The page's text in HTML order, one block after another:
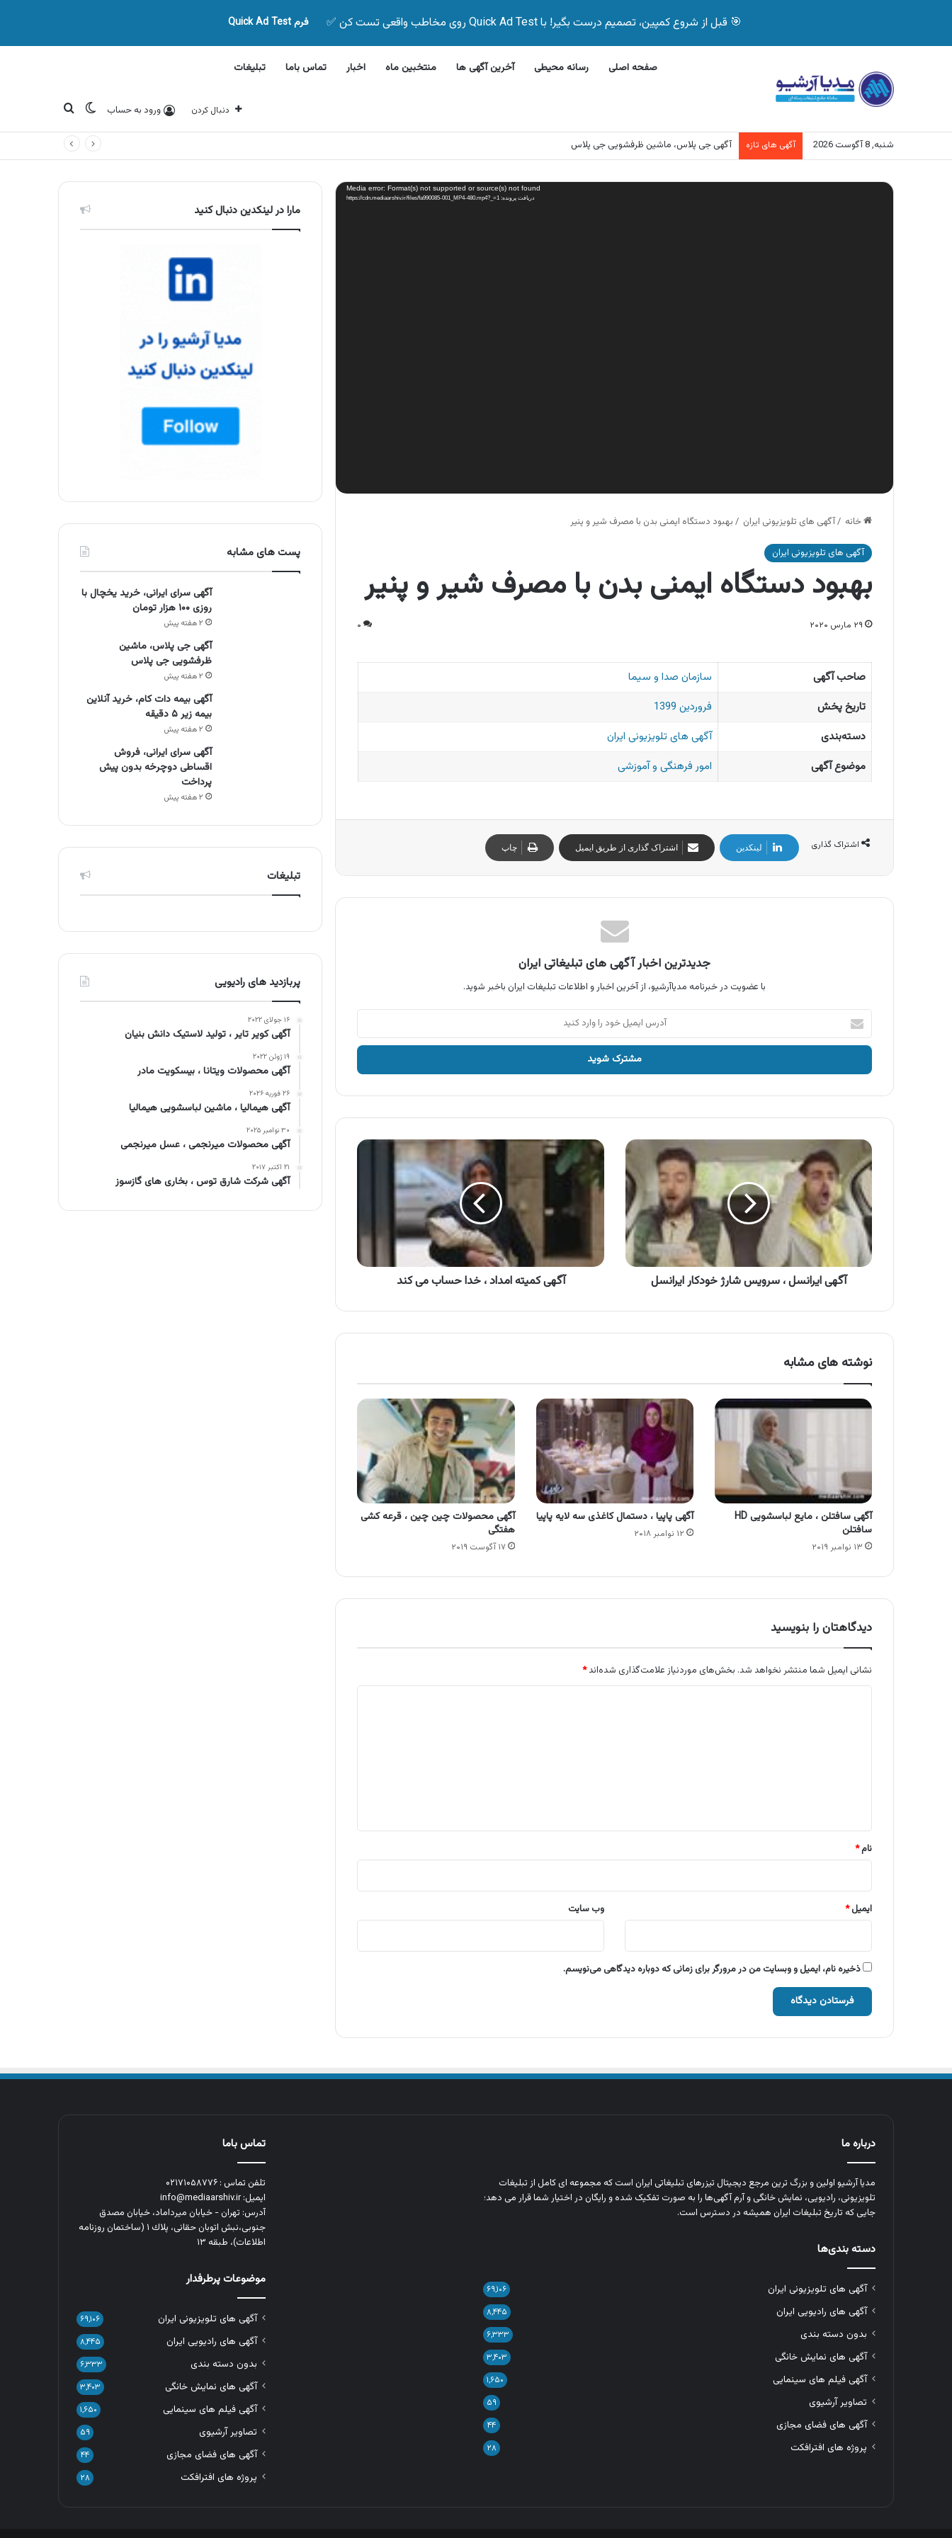
🎯 قبل از شروع کمپین، تصمیم درست بگیر! با Quick Ad Test روی مخاطب واقعی تست کن ✅ فرم Quick Ad Test
صفحه اصلی رسانه محیطی آخرین آگهی ها منتخبین ماه اخبار تماس باما تبلیغات
دنبال کردن ورود به حساب تغییر پوسته
جستجو برای
شنبه, 8 آگوست 2026 آگهی های تازه آگهی جی پلاس، ماشین ظرفشویی جی پلاس
نمایشگر
ویدیو Media error: Format(s) not supported or source(s) not found
دریافت پرونده: https://cdn.mediaarshiv.ir/files/fa990085-001_MP4-480.mp4?_=1
خانه /آگهی های تلویزیونی ایران / بهبود دستگاه ایمنی بدن با مصرف شیر و پنیر
آگهی های تلویزیونی ایران
بهبود دستگاه ایمنی بدن با مصرف شیر و پنیر
۲۹ مارس ۲۰۲۰ ۰
صاحب آگهی
سازمان صدا و سیما
تاریخ پخش
فروردین 1399
دسته‌بندی
آگهی های تلویزیونی ایران
موضوع آگهی
امور فرهنگی و آموزشی
اشتراک گذاری لینکدین اشتراک گذاری از طریق ایمیل چاپ
جدیدترین اخبار آگهی های تبلیغاتی ایران
با عضویت در خبرنامه مدیاآرشیو، از آخرین اخبار و اطلاعات تبلیغات ایران باخبر شوید.
آدرس
ایمیل
خود
وارد
آگهی
ایرانسل
،
سرویس
شارژ
خودکار
ایرانسل
آگهی ایرانسل ، سرویس شارژ خودکار ایرانسل
آگهی
کمیته
امداد
،
آگهی کمیته امداد ، خدا حساب می کند
نوشته های مشابه
آگهی سافتلن ، مایع لباسشویی HD
سافتلن
۱۳ نوامبر ۲۰۱۹
آگهی پاپیا ، دستمال کاغذی سه لایه پاپیا
۱۲ نوامبر ۲۰۱۸
آگهی محصولات چین چین ، قرعه کشی
هفتگی
۱۷ آگوست ۲۰۱۹
دیدگاهتان را بنویسید
نشانی ایمیل شما منتشر نخواهد شد. بخش‌های موردنیاز علامت‌گذاری شده‌اند*
نام*
ایمیل* وب‌ سایت
ذخیره نام، ایمیل و وبسایت من در مرورگر برای زمانی که دوباره دیدگاهی می‌نویسم.
مارا در لینکدین دنبال کنید
پست های مشابه
آگهی سرای ایرانی، خرید یخچال با
روزی ۱۰۰ هزار تومان
۲ هفته پیش
آگهی جی پلاس، ماشین
ظرفشویی جی پلاس
۲ هفته پیش
آگهی بیمه دات کام، خرید آنلاین
بیمه زیر ۵ دقیقه
۲ هفته پیش
آگهی سرای ایرانی، فروش
اقساطی دوچرخه بدون پیش
پرداخت
۲ هفته پیش
تبلیغات
پربازدید های رادیویی
۱۶ جولای ۲۰۲۲
آگهی کویر تایر ، تولید لاستیک دانش بنیان
۱۹ ژوئن ۲۰۲۲
آگهی محصولات ویتانا ، بیسکویت مادر
۲۶ فوریه ۲۰۲۶
آگهی هیمالیا ، ماشین لباسشویی هیمالیا
۳۰ نوامبر ۲۰۲۵
آگهی محصولات میرنجمی ، عسل میرنجمی
۲۱ اکتبر ۲۰۱۷
آگهی شرکت شارق توس ، بخاری های گازسوز
درباره ما
مدیا آرشیو اولین و بزرگ‌ ترین مرجع دیجیتال تیزرهای تبلیغاتی ایران است که مجموعه‌ ای کامل از تبلیغات
تلویزیونی، رادیویی، نمایش خانگی و آرم‌ آگهی‌ها را به‌ صورت تفکیک‌ شده و رایگان در اختیار شما قرار می‌ دهد؛
جایی که تاریخ تبلیغات ایران همیشه در دسترس است.
دسته بندی‌ها
آگهی های تلویزیونی ایران ۶۹,۱۰۶
آگهی های رادیویی ایران ۸,۴۴۵
بدون دسته بندی ۶,۳۳۳
آگهی های نمایش خانگی ۳,۴۰۳
آگهی فیلم های سینمایی ۱,۶۵۰
تصاویر آرشیوی ۵۹
آگهی های فضای مجازی ۴۴
پروژه های افترافکت ۲۸
تماس باما
تلفن تماس : ۰۲۱۷۱۰۵۸۷۷۶
ایمیل: info@mediaarshiv.ir
آدرس: تهران - خیابان میرداماد، خیابان مصدق
جنوبی،نبش اتوبان حقانی، پلاك ١ (ساختمان روزنامه
اطلاعات)، طبقه ۱۳
موضوعات پرطرفدار
آگهی های تلویزیونی ایران ۶۹,۱۰۶
آگهی های رادیویی ایران ۸,۴۴۵
بدون دسته بندی ۶,۳۳۳
آگهی های نمایش خانگی ۳,۴۰۳
آگهی فیلم های سینمایی ۱,۶۵۰
تصاویر آرشیوی ۵۹
آگهی های فضای مجازی ۴۴
پروژه های افترافکت ۲۸